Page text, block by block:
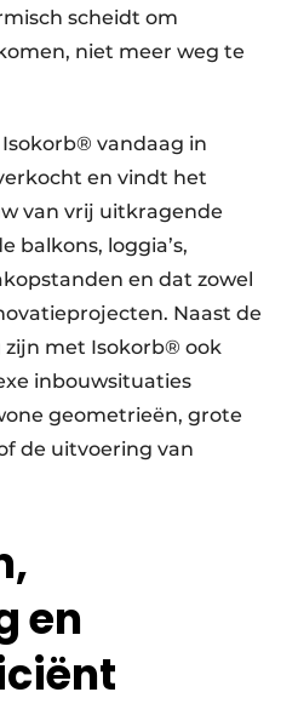
scheidt om
niet meer weg te
vandaag in
en vindt het
van vrij uitkragende
balkons, loggia’s,
en dat zowel
Naast de
met Isokorb® ook
inbouwsituaties
geometrieën, grote
de uitvoering van
en